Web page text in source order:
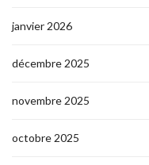
janvier 2026
décembre 2025
novembre 2025
octobre 2025